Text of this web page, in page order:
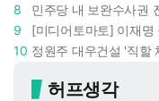
8
9
10
허프생각